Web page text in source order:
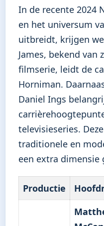
In de recente 2024
en het universum
uitbreidt, krijgen
James, bekend van
filmserie, leidt de
Horniman.
Daniel Ings
televisieseries.
traditionele en
een extra dimensie
Productie